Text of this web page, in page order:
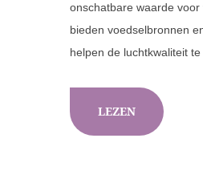
onschatbare waarde
bieden voedselbronnen
helpen de luchtkwaliteit
LEZEN